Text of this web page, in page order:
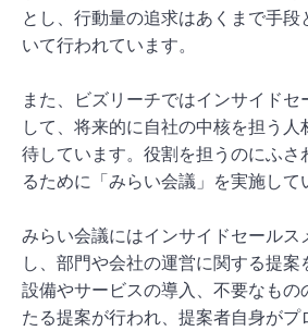
とし、行動量の追求はあくまで手段
いて行われています。
また、ビズリーチではインサイド
して、将来的に自社の中核を担う人
待しています。役割を担うのにふさ
るために「みらい会議」を実施して
みらい会議にはインサイドセールス
し、部門や会社の運営に関する提案
設備やサービスの導入、不要なもの
たる提案が行われ、提案者自身がプ